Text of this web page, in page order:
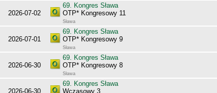
2026-07-02
69. Kongres Sława
OTP* Kongresowy 11
Sława
2026-07-01
69. Kongres Sława
OTP* Kongresowy 9
Sława
2026-06-30
69. Kongres Sława
OTP* Kongresowy 8
Sława
2026-06-30
69. Kongres Sława
Wczasowy 3